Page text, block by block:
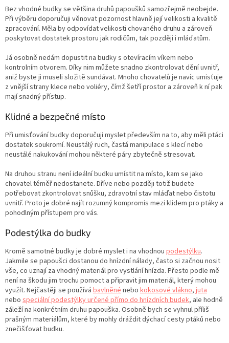
Bez vhodné budky se většina druhů papoušků samozřejmě neobejde.
Při výběru doporučuji věnovat pozornost hlavně její velikosti a kvalitě
zpracování. Měla by odpovídat velikosti chovaného druhu a zároveň
poskytovat dostatek prostoru jak rodičům, tak později i mláďatům.
Já osobně nedám dopustit na budky s otevíracím víkem nebo
kontrolním otvorem. Díky nim můžete snadno zkontrolovat dění uvnitř,
aniž byste ji museli složitě sundávat. Mnoho chovatelů je navíc umisťuje
z vnější strany klece nebo voliéry, čímž šetří prostor a zároveň k ní pak
mají snadný přístup.
Klidné a bezpečné místo
Při umisťování budky doporučuji myslet především na to, aby měli ptáci
dostatek soukromí. Neustálý ruch, častá manipulace s klecí nebo
neustálé nakukování mohou některé páry zbytečně stresovat.
Na druhou stranu není ideální budku umístit na místo, kam se jako
chovatel téměř nedostanete. Dříve nebo později totiž budete
potřebovat zkontrolovat snůšku, zdravotní stav mláďat nebo čistotu
uvnitř. Proto je dobré najít rozumný kompromis mezi klidem pro ptáky a
pohodlným přístupem pro vás.
Podestýlka do budky
Kromě samotné budky je dobré myslet i na vhodnou podestýlku.
Jakmile se papoušci dostanou do hnízdní nálady, často si začnou nosit
vše, co uznají za vhodný materiál pro vystlání hnízda. Přesto podle mě
není na škodu jim trochu pomoct a připravit jim materiál, který mohou
využít. Nejčastěji se používá bavlněnénebo kokosové vlákno, juta
nebo speciální podestýlky určené přímo do hnízdních budek, ale hodně
záleží na konkrétním druhu papouška. Osobně bych se vyhnul příliš
prašným materiálům, které by mohly dráždit dýchací cesty ptáků nebo
znečišťovat budku.